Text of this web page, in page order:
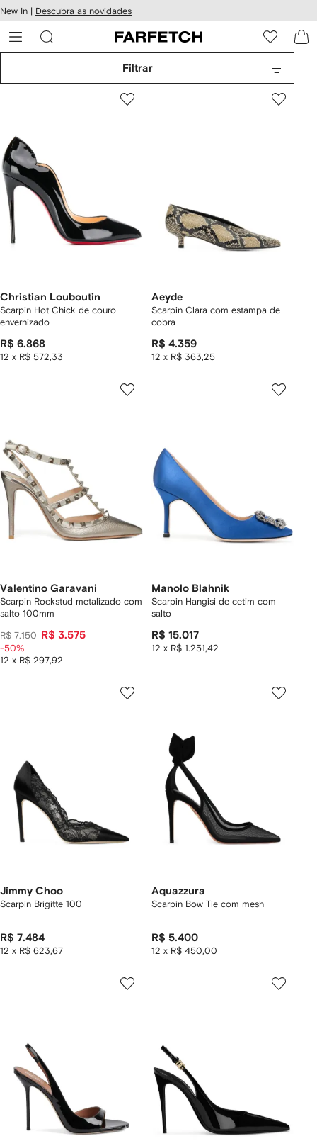
o
New In | Descubra as novidades
Filtrar
Christian Louboutin
Scarpin Hot Chick de couro
envernizado
R$ 6.868
12 x R$ 572,33
Aeyde
Scarpin Clara com estampa de
cobra
R$ 4.359
12 x R$ 363,25
Valentino Garavani
Scarpin Rockstud metalizado com
salto 100mm
R$ 7.150 R$ 3.575
12 x R$ 297,92
-50%
Manolo Blahnik
Scarpin Hangisi de cetim com
salto
R$ 15.017
12 x R$ 1.251,42
Jimmy Choo
Scarpin Brigitte 100
R$ 7.484
12 x R$ 623,67
Aquazzura
Scarpin Bow Tie com mesh
R$ 5.400
12 x R$ 450,00